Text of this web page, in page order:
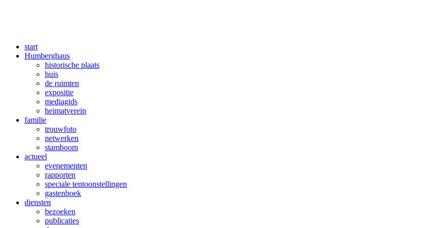
start
Humberghaus
historische plaats
huis
de ruimten
expositie
mediagids
heimatverein
familie
trouwfoto
netwerken
stamboom
actueel
evenementen
rapporten
speciale tentoonstellingen
gastenboek
diensten
bezoeken
publicaties